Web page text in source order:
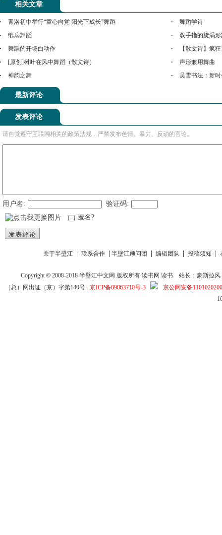
相关文章
青洛初中举行“童心向党 阳光下成长”舞蹈
舞蹈学诗
纸扇舞蹈
双手指的旋涡
舞蹈的开场白动作
【散文诗】疯
[原创]树叶在风中舞蹈（散文诗）
声形兼用舞曲
神韵之舞
吴雪书法：新
最新评论
发表评论
请自觉遵守互联网相关的政策法规，严禁发布色情、暴力、反动的言论。
用户名:
验证码:
匿名?
发表评论
关于半壁江 联系合作 半壁江顾问团 编辑团队 投稿须知
Copyright © 2008-2018半壁江中文网 版权所有读书网 读书
站长：豪斯拉风
（总）网出证（京）字第140号 京ICP备09063710号-3
京公网安备